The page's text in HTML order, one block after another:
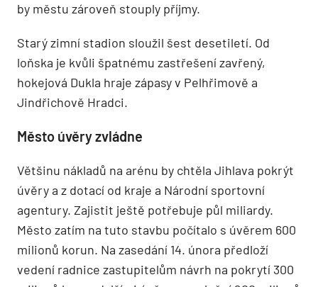
by městu zároveň stouply příjmy.
Starý zimní stadion sloužil šest desetiletí. Od
loňska je kvůli špatnému zastřešení zavřený,
hokejová Dukla hraje zápasy v Pelhřimově a
Jindřichově Hradci.
Město úvěry zvládne
Většinu nákladů na arénu by chtěla Jihlava pokrýt
úvěry a z dotací od kraje a Národní sportovní
agentury. Zajistit ještě potřebuje půl miliardy.
Město zatím na tuto stavbu počítalo s úvěrem 600
milionů korun. Na zasedání 14. února předloží
vedení radnice zastupitelům návrh na pokrytí 300